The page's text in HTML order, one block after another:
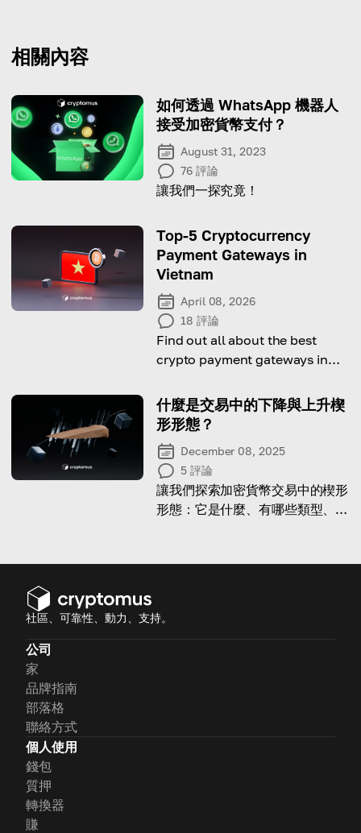
相關內容
如何透過 WhatsApp 機器人
接受加密貨幣支付？
August 31, 2023
76 評論
讓我們一探究竟！
Top-5 Cryptocurrency
Payment Gateways in
Vietnam
April 08, 2026
18 評論
Find out all about the best
crypto payment gateways in
什麼是交易中的下降與上升楔
形形態？
December 08, 2025
5 評論
讓我們探索加密貨幣交易中的楔形
形態：它是什麼、有哪些類型、以
社區、可靠性、動力、支持。
公司
家
品牌指南
部落格
聯絡方式
個人使用
錢包
質押
轉換器
賺